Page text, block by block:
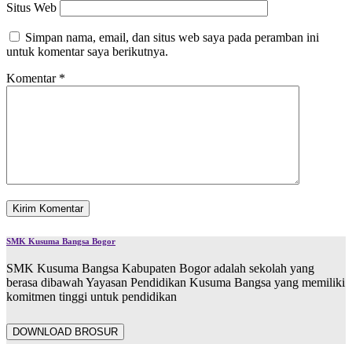
Situs Web
Simpan nama, email, dan situs web saya pada peramban ini
untuk komentar saya berikutnya.
Komentar *
SMK Kusuma Bangsa Bogor
SMK Kusuma Bangsa Kabupaten Bogor adalah sekolah yang
berasa dibawah Yayasan Pendidikan Kusuma Bangsa yang memiliki
komitmen tinggi untuk pendidikan
DOWNLOAD BROSUR